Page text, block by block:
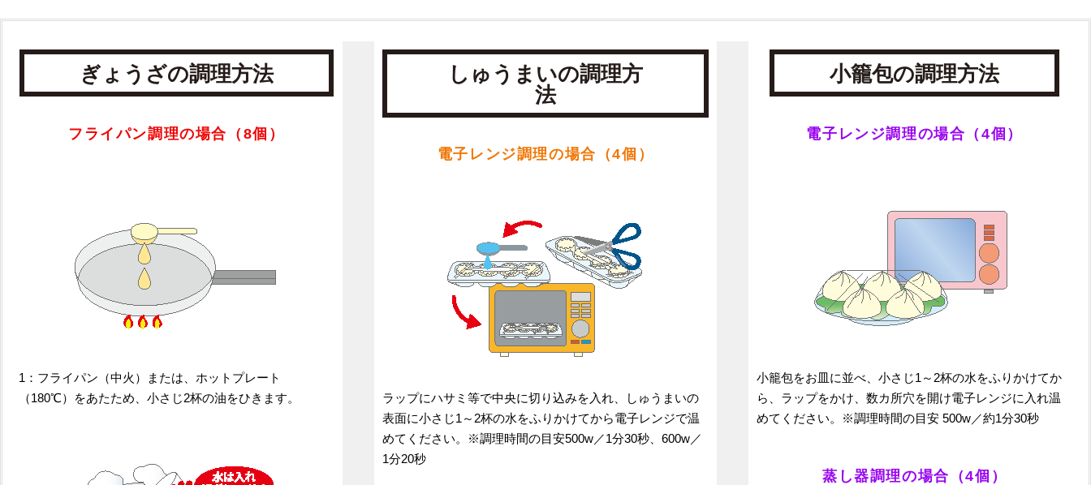
ぎょうざの調理方法
フライパン調理の場合（8個）
1：フライパン（中火）または、ホットプレート
（180℃）をあたため、小さじ2杯の油をひきます。
しゅうまいの調理方
法
電子レンジ調理の場合（4個）
ラップにハサミ等で中央に切り込みを入れ、しゅうまいの
表面に小さじ1～2杯の水をふりかけてから電子レンジで温
めてください。※調理時間の目安500w／1分30秒、600w／
1分20秒
小籠包の調理方法
電子レンジ調理の場合（4個）
小籠包をお皿に並べ、小さじ1～2杯の水をふりかけてか
ら、ラップをかけ、数カ所穴を開け電子レンジに入れ温
めてください。※調理時間の目安 500w／約1分30秒
蒸し器調理の場合（4個）